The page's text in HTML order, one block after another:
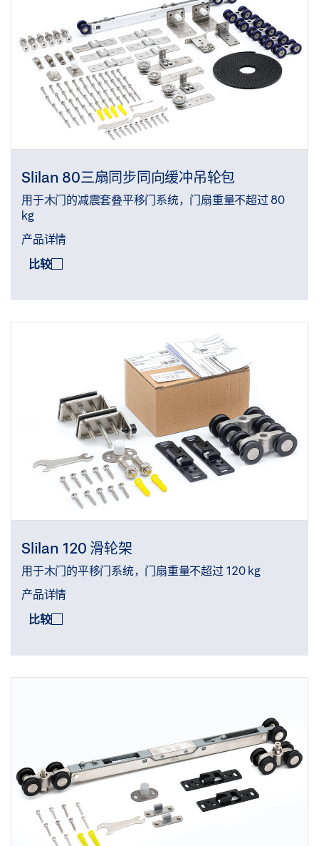
Slilan 80三扇同步同向缓冲吊轮包
用于木门的减震套叠平移门系统，门扇重量不超过 80
kg
产品详情
比较
Slilan 120 滑轮架
用于木门的平移门系统，门扇重量不超过 120 kg
产品详情
比较